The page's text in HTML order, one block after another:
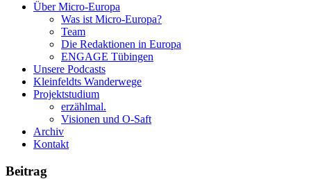
Über Micro-Europa
Was ist Micro-Europa?
Team
Die Redaktionen in Europa
ENGAGE Tübingen
Unsere Podcasts
Kleinfeldts Wanderwege
Projektstudium
erzählmal.
Visionen und O-Saft
Archiv
Kontakt
Beitrag